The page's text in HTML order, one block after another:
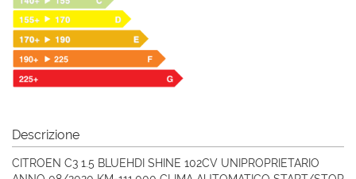
Descrizione
CITROEN C3 1.5 BLUEHDI SHINE 102CV UNIPROPRIETARIO